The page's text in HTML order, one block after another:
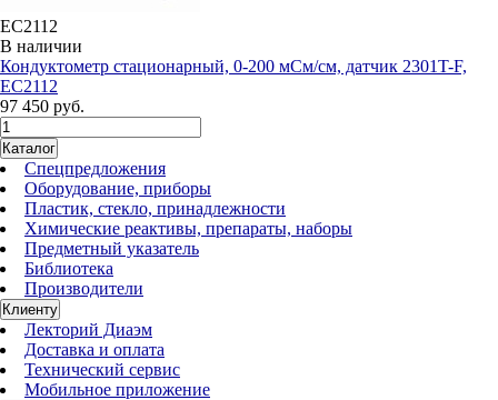
EC2112
В наличии
Кондуктометр стационарный, 0-200 мСм/см, датчик 2301T-F,
EC2112
97 450 руб.
Каталог
Спецпредложения
Оборудование, приборы
Пластик, стекло, принадлежности
Химические реактивы, препараты, наборы
Предметный указатель
Библиотека
Производители
Клиенту
Лекторий Диаэм
Доставка и оплата
Технический сервис
Мобильное приложение